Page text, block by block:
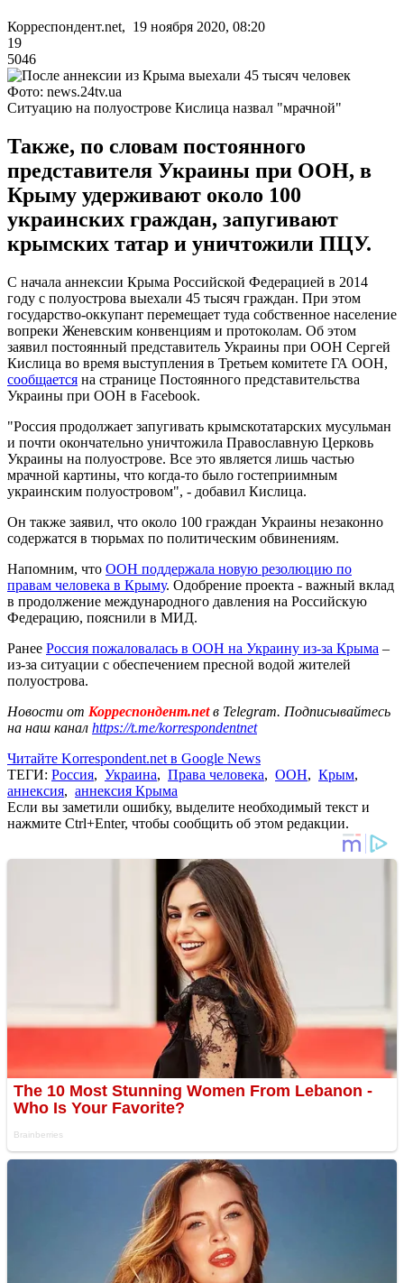
Корреспондент.net, 19 ноября 2020, 08:20
19
5046
Фото: news.24tv.ua
Ситуацию на полуострове Кислица назвал "мрачной"
Также, по словам постоянного
представителя Украины при ООН, в
Крыму удерживают около 100
украинских граждан, запугивают
крымских татар и уничтожили ПЦУ.
С начала аннексии Крыма Российской Федерацией в 2014
году с полуострова выехали 45 тысяч граждан. При этом
государство-оккупант перемещает туда собственное население
вопреки Женевским конвенциям и протоколам. Об этом
заявил постоянный представитель Украины при ООН Сергей
Кислица во время выступления в Третьем комитете ГА ООН,
сообщается на странице Постоянного представительства
Украины при ООН в Facebook.
"Россия продолжает запугивать крымскотатарских мусульман
и почти окончательно уничтожила Православную Церковь
Украины на полуострове. Все это является лишь частью
мрачной картины, что когда-то было гостеприимным
украинским полуостровом", - добавил Кислица.
Он также заявил, что около 100 граждан Украины незаконно
содержатся в тюрьмах по политическим обвинениям.
Напомним, что ООН поддержала новую резолюцию по
правам человека в Крыму. Одобрение проекта - важный вклад
в продолжение международного давления на Российскую
Федерацию, пояснили в МИД.
Ранее Россия пожаловалась в ООН на Украину из-за Крыма –
из-за ситуации с обеспечением пресной водой жителей
полуострова.
Новости от Корреспондент.netв Telegram. Подписывайтесь
на наш канал https://t.me/korrespondentnet
Читайте Korrespondent.net в Google News
ТЕГИ: Россия, Украина, Права человека, ООН, Крым,
аннексия, аннексия Крыма
Если вы заметили ошибку, выделите необходимый текст и
нажмите Ctrl+Enter, чтобы сообщить об этом редакции.